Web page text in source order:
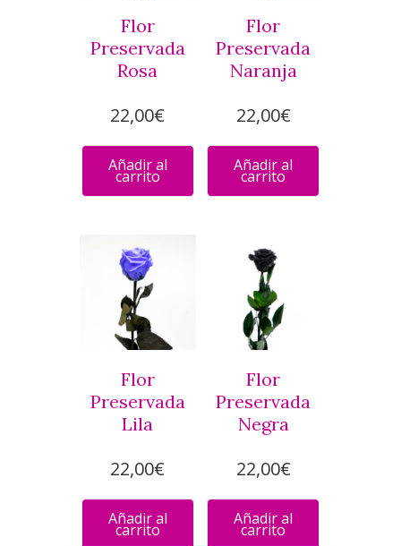
Flor
Preservada
Rosa
22,00€
Añadir al
carrito
Flor
Preservada
Naranja
22,00€
Añadir al
carrito
Flor
Preservada
Lila
22,00€
Añadir al
carrito
Flor
Preservada
Negra
22,00€
Añadir al
carrito